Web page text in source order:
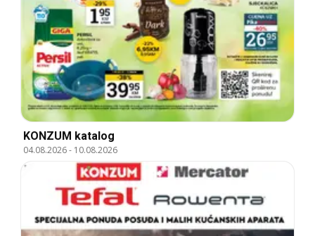
KONZUM katalog
04.08.2026- 10.08.2026